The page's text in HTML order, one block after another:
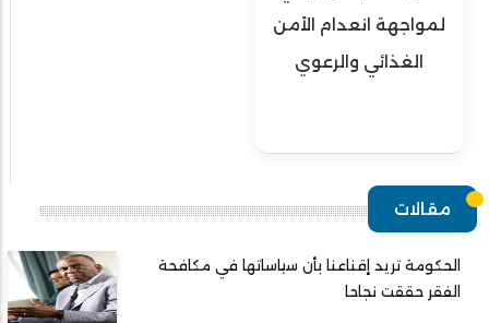
لمواجهة انعدام الأمن
الغذائي والرعوي
مقالات
الحكومة تريد إقناعنا بأن سياساتها في مكافحة
الفقر حققت نجاحا